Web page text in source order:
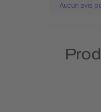
Aucun avis